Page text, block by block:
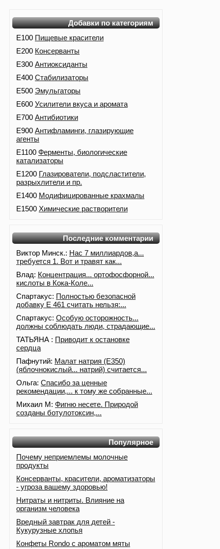
Добавки по категориям
E100 Пищевые красители
E200 Консерванты
E300 Антиоксиданты
E400 Стабилизаторы
E500 Эмульгаторы
E600 Усилители вкуса и аромата
E700 Антибиотики
E900 Антифламинги, глазирующие
агенты
E1100 Ферменты, биологические
катализаторы
E1200 Глазирователи, подсластители,
разрыхлители и пр.
E1400 Модифицированные крахмалы
E1500 Химические растворители
Последние комментарии
Виктор Минск.: Нас 7 миллиардов,а...
требуется 1. Вот и травят как...
Влад: Концентрация... ортофосфорной...
кислоты в Кока-Коле...
Спартакус: Полностью безопасной
добавку Е 461 считать нельзя:...
Спартакус: Особую осторожность...
должны соблюдать люди, страдающие...
ТАТЬЯНА : Приводит к остановке
сердца
Пафнутий: Малат натрия (E350)
(яблочнокислый... натрий) считается...
Ольга: Спасибо за ценные
рекомендации,... к тому же собранные...
Михаил М: Фигню несете. Природой
созданы ботулотоксин,...
Популярное
Почему неприемлемы молочные
продукты
Консерванты, красители, ароматизаторы
- угроза вашему здоровью!
Нитраты и нитриты. Влияние на
организм человека
Вредный завтрак для детей -
Кукурузные хлопья
Конфеты Rondo с ароматом мяты